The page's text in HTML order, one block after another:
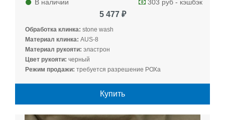
В наличии 303 руб - кэшбэк
5 477 ₽
Обработка клинка: stone wash
Материал клинка: AUS-8
Материал рукояти: эластрон
Цвет рукояти: черный
Режим продажи: требуется разрешение РОХа
Купить